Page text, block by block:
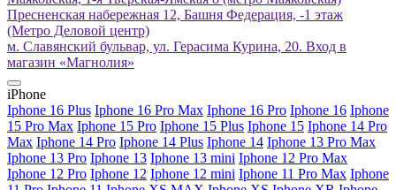
Пресненская набережная 12, Башня Федерация, -1 этаж
(Метро Деловой центр)
м. Славянский бульвар, ул. Герасима Курина, 20. Вход в
магазин «Магнолия»
iPhone
Iphone 16 Plus Iphone 16 Pro Max Iphone 16 Pro Iphone 16 Iphone
15 Pro Max Iphone 15 Pro Iphone 15 Plus Iphone 15 Iphone 14 Pro
Max Iphone 14 Pro Iphone 14 Plus Iphone 14 Iphone 13 Pro Max
Iphone 13 Pro Iphone 13 Iphone 13 mini Iphone 12 Pro Max
Iphone 12 Pro Iphone 12 Iphone 12 mini Iphone 11 Pro Max Iphone